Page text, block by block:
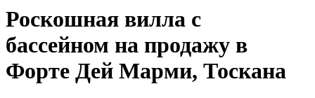
Роскошная вилла с
бассейном на продажу в
Форте Дей Марми, Тоскана